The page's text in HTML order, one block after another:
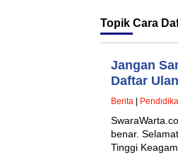
Topik Cara
Jangan
Daftar
Berita
benar.
Tinggi